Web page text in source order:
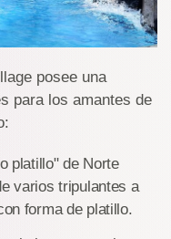
posee una
para los amantes de
platillo" de Norte
varios tripulantes a
forma de platillo.